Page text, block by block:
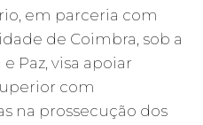
em parceria com
de Coimbra, sob a
Paz, visa apoiar
com
na prossecução dos